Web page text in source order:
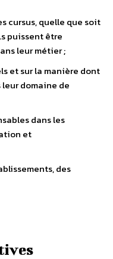
cursus, quelle que soit
puissent être
leur métier ;
et sur la manière dont
domaine de
dans les
et
des